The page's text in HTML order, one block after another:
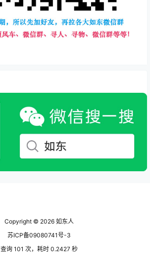
Copyright © 2026 如东人
苏ICP备09080741号-3
查询 101 次，耗时 0.2427 秒